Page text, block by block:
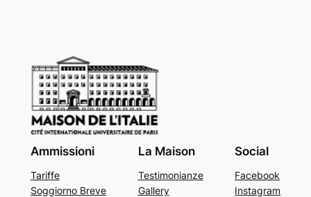
Ammissioni
Tariffe
Soggiorno Breve
La Maison
Testimonianze
Gallery
Social
Facebook
Instagram